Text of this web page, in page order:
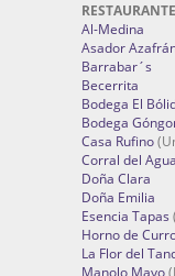
Al-Medina
Asador
Barrabar´s
Becerrita
Bodega El
Bodega
Casa Rufino
Corral del Agua
Doña Clara
Doña Emilia
Esencia Tapas
Horno de
La Flor del
Manolo Mayo